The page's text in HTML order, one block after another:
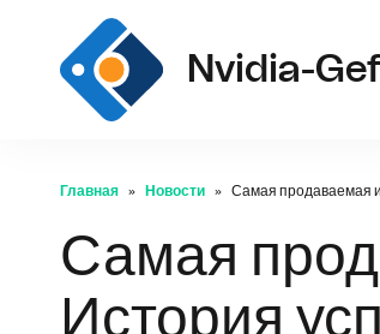
Nvidia-
Главная Новости Самая продаваемая
Самая
История